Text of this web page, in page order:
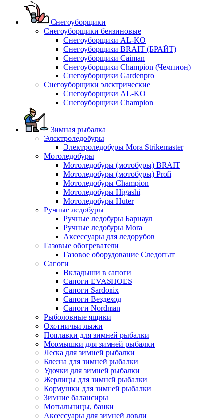
Снегоуборщики
Снегоуборщики бензиновые
Снегоуборщики AL-KO
Снегоуборщики BRAIT (БРАЙТ)
Снегоуборщики Caiman
Снегоуборщики Champion (Чемпион)
Снегоуборщики Gardenpro
Снегоуборщики электрические
Снегоуборщики AL-KO
Снегоуборщики Champion
Зимная рыбалка
Электроледобуры
Электроледобуры Mora Strikemaster
Мотоледобуры
Мотоледобуры (мотобуры) BRAIT
Мотоледобуры (мотобуры) Profi
Мотоледобуры Champion
Мотоледобуры Higashi
Мотоледобуры Huter
Ручные ледобуры
Ручные ледобуры Барнаул
Ручные ледобуры Mora
Аксессуары для ледорубов
Газовые обогреватели
Газовое оборудование Следопыт
Сапоги
Вкладыши в сапоги
Сапоги EVASHOES
Сапоги Sardonix
Сапоги Вездеход
Сапоги Nordman
Рыболовные ящики
Охотничьи лыжи
Поплавки для зимней рыбалки
Мормышки для зимней рыбалки
Леска для зимней рыбалки
Блесна для зимней рыбалки
Удочки для зимней рыбалки
Жерлицы для зимней рыбалки
Кормушки для зимней рыбалки
Зимние балансиры
Мотыльницы, банки
Аксессуары для зимней ловли